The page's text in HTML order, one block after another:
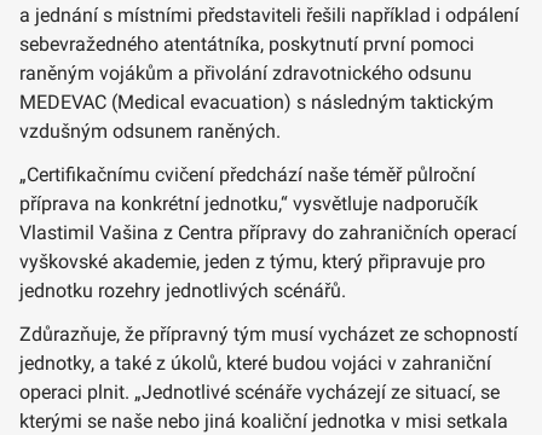
a jednání s místními představiteli řešili například i odpálení
sebevražedného atentátníka, poskytnutí první pomoci
raněným vojákům a přivolání zdravotnického odsunu
MEDEVAC (Medical evacuation) s následným taktickým
vzdušným odsunem raněných.
„Certifikačnímu cvičení předchází naše téměř půlroční
příprava na konkrétní jednotku,“ vysvětluje nadporučík
Vlastimil Vašina z Centra přípravy do zahraničních operací
vyškovské akademie, jeden z týmu, který připravuje pro
jednotku rozehry jednotlivých scénářů.
Zdůrazňuje, že přípravný tým musí vycházet ze schopností
jednotky, a také z úkolů, které budou vojáci v zahraniční
operaci plnit. „Jednotlivé scénáře vycházejí ze situací, se
kterými se naše nebo jiná koaliční jednotka v misi setkala